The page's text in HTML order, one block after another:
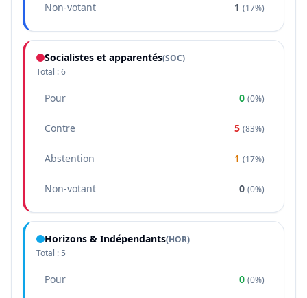
Non-votant 1 (17%)
Socialistes et apparentés(SOC)
Total :6
Pour 0 (0%)
Contre 5 (83%)
Abstention 1 (17%)
Non-votant 0 (0%)
Horizons & Indépendants(HOR)
Total : 5
Pour 0 (0%)